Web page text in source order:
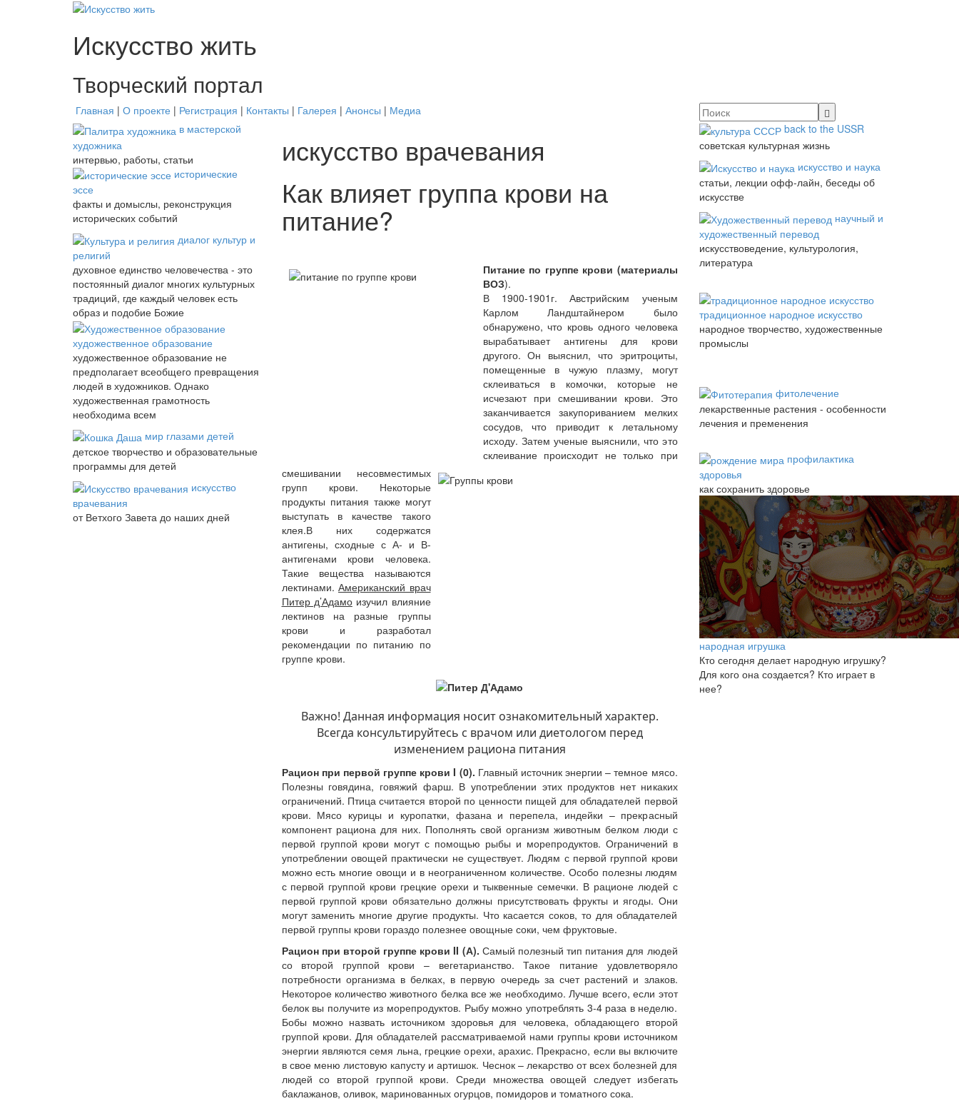
Искусство жить
Творческий портал
Главная | О проекте | Регистрация | Контакты | Галерея | Анонсы | Медиа
в мастерской
художника
интервью, работы, статьи
исторические
эссе
факты и домыслы, реконструкция
исторических событий
диалог культур и
религий
духовное единство человечества - это
постоянный диалог многих культурных
традиций, где каждый человек есть
образ и подобие Божие
художественное образование
художественное образование не
предполагает всеобщего превращения
людей в художников. Однако
художественная грамотность
необходима всем
мир глазами детей
детское творчество и образовательные
программы для детей
искусство
врачевания
от Ветхого Завета до наших дней
искусство врачевания
Как влияет группа крови на
питание?
Питание по группе крови (материалы
ВОЗ).
В 1900-1901г. Австрийским ученым
Карлом Ландштайнером было
обнаружено, что кровь одного человека
вырабатывает антигены для крови
другого. Он выяснил, что эритроциты,
помещенные в чужую плазму, могут
склеиваться в комочки, которые не
исчезают при смешивании крови. Это
заканчивается закупориванием мелких
сосудов, что приводит к летальному
исходу. Затем ученые выяснили, что это
склеивание происходит не только при
смешивании несовместимых
групп крови. Некоторые
продукты питания также могут
выступать в качестве такого
клея.В них содержатся
антигены, сходные с А- и В-
антигенами крови человека.
Такие вещества называются
лектинами. Американский врач
Питер д’Адамоизучил влияние
лектинов на разные группы
крови и разработал
рекомендации по питанию по
группе крови.
Важно! Данная информация носит ознакомительный характер.
Всегда консультируйтесь с врачом или диетологом перед
изменением рациона питания
Рацион при первой группе крови I (0). Главный источник энергии – темное мясо.
Полезны говядина, говяжий фарш. В употреблении этих продуктов нет никаких
ограничений. Птица считается второй по ценности пищей для обладателей первой
крови. Мясо курицы и куропатки, фазана и перепела, индейки – прекрасный
компонент рациона для них. Пополнять свой организм животным белком люди с
первой группой крови могут с помощью рыбы и морепродуктов. Ограничений в
употреблении овощей практически не существует. Людям с первой группой крови
можно есть многие овощи и в неограниченном количестве. Особо полезны людям
с первой группой крови грецкие орехи и тыквенные семечки. В рационе людей с
первой группой крови обязательно должны присутствовать фрукты и ягоды. Они
могут заменить многие другие продукты. Что касается соков, то для обладателей
первой группы крови гораздо полезнее овощные соки, чем фруктовые.
Рацион при второй группе крови II (А). Самый полезный тип питания для людей
со второй группой крови – вегетарианство. Такое питание удовлетворяло
потребности организма в белках, в первую очередь за счет растений и злаков.
Некоторое количество животного белка все же необходимо. Лучше всего, если этот
белок вы получите из морепродуктов. Рыбу можно употреблять 3-4 раза в неделю.
Бобы можно назвать источником здоровья для человека, обладающего второй
группой крови. Для обладателей рассматриваемой нами группы крови источником
энергии являются семя льна, грецкие орехи, арахис. Прекрасно, если вы включите
в свое меню листовую капусту и артишок. Чеснок – лекарство от всех болезней для
людей со второй группой крови. Среди множества овощей следует избегать
баклажанов, оливок, маринованных огурцов, помидоров и томатного сока.
back to the USSR
советская культурная жизнь
искусство и наука
статьи, лекции офф-лайн, беседы об
искусстве
научный и
художественный перевод
искусствоведение, культурология,
литература
традиционное народное искусство
народное творчество, художественные
промыслы
фитолечение
лекарственные растения - особенности
лечения и пременения
профилактика
здоровья
как сохранить здоровье
народная игрушка
Кто сегодня делает народную игрушку?
Для кого она создается? Кто играет в
нее?